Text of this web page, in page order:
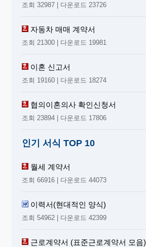
조회 32987 | 다운로드 23726
자동차 매매 계약서
조회 21300 | 다운로드 19981
이혼 신고서
조회 19160 | 다운로드 18274
협의이혼의사 확인신청서
조회 23894 | 다운로드 17806
인기 서식 TOP 10
월세 계약서
조회 66916 | 다운로드 44073
이력서(현대적인 양식)
조회 54962 | 다운로드 42399
근로계약서 (표준근로계약서 모음)